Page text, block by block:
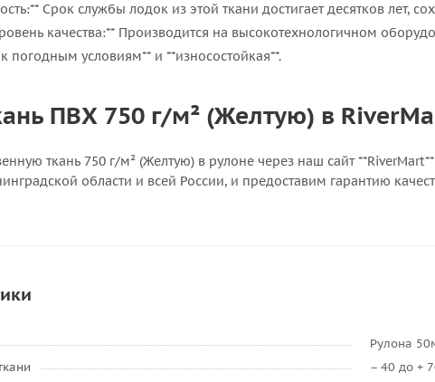
Срок службы лодок из этой ткани достигает десятков лет,
качества:** Производится на высокотехнологичном
к погодным условиям** и **износостойкая**.
ПВХ 750 г/м² (Желтую) в
ткань 750 г/м² (Желтую) в рулоне через наш сайт
области и всей России, и предоставим гарантию
Рулона
– 40 до +